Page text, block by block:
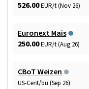
526.00EUR/t (Nov 26)
Euronext Mais
250.00EUR/t (Aug 26)
CBoT Weizen
US-Cent/bu (Sep 26)